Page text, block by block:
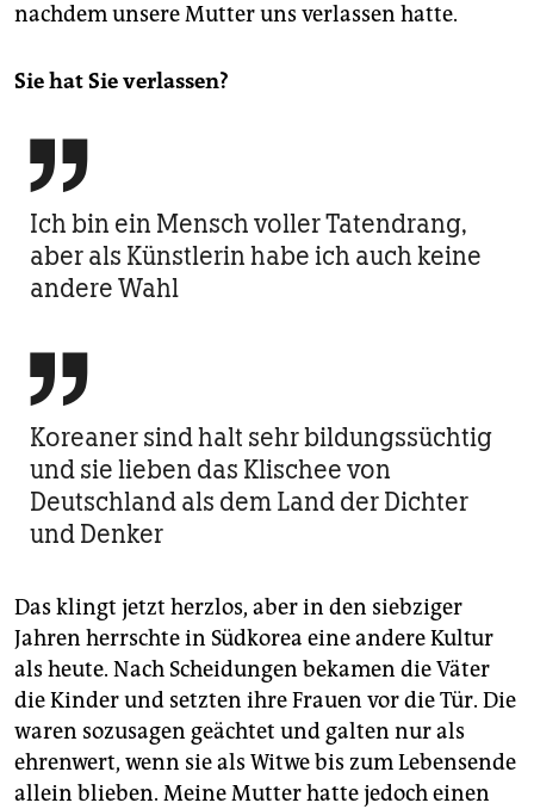
nachdem unsere Mutter uns verlassen hatte.
Sie hat Sie verlassen?

Ich bin ein Mensch voller Tatendrang,
aber als Künstlerin habe ich auch keine
andere Wahl

Koreaner sind halt sehr bildungssüchtig
und sie lieben das Klischee von
Deutschland als dem Land der Dichter
und Denker
Das klingt jetzt herzlos, aber in den siebziger
Jahren herrschte in Südkorea eine andere Kultur
als heute. Nach Scheidungen bekamen die Väter
die Kinder und setzten ihre Frauen vor die Tür. Die
waren sozusagen geächtet und galten nur als
ehrenwert, wenn sie als Witwe bis zum Lebensende
allein blieben. Meine Mutter hatte jedoch einen